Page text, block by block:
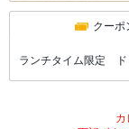
クーポ
ランチタイム限定 ド